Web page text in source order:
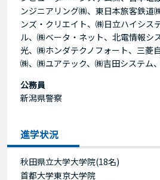
ンジニアリング㈱、東日本旅客鉄道
ンズ・クリエイト、㈱日立ハイシス
ル、㈱ベータ・ネット、北電情報シ
光、㈱ホンダテクノフォート、三菱
㈱、㈱ユアテック、㈱吉田システム
公務員
新潟県警察
進学状況
秋田県立大学大学院(18名)
首都大学東京大学院